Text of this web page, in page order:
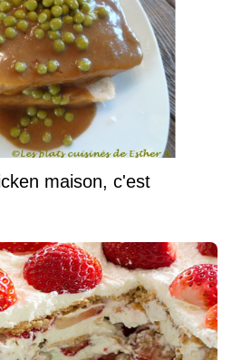
maison, c'est